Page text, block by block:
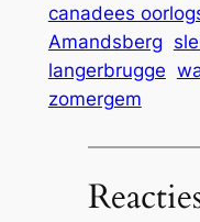
canadees
Amandsberg
langerbrugge
zomergem